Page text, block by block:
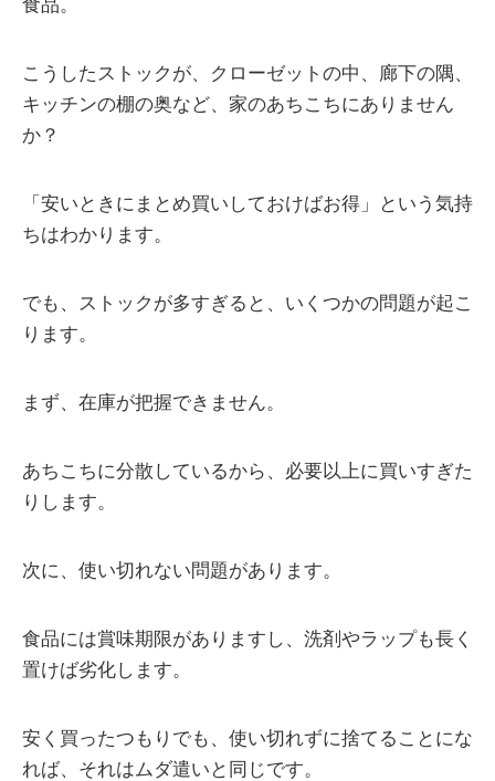
食品。
こうしたストックが、クローゼットの中、廊下の隅、
キッチンの棚の奥など、家のあちこちにありません
か？
「安いときにまとめ買いしておけばお得」という気持
ちはわかります。
でも、ストックが多すぎると、いくつかの問題が起こ
ります。
まず、在庫が把握できません。
あちこちに分散しているから、必要以上に買いすぎた
りします。
次に、使い切れない問題があります。
食品には賞味期限がありますし、洗剤やラップも長く
置けば劣化します。
安く買ったつもりでも、使い切れずに捨てることにな
れば、それはムダ遣いと同じです。